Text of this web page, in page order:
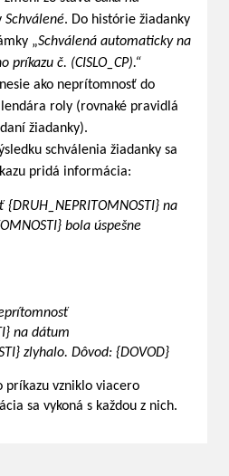
Schválené. Do histórie žiadanky
„Schválená automaticky na
príkazu č. (CISLO_CP).“
ako neprítomnosť do
roly (rovnaké pravidlá
žiadanky).
schválenia žiadanky sa
pridá informácia:
na
bola úspešne
na dátum
zlyhalo. Dôvod: {DOVOD}
príkazu vzniklo viacero
sa vykoná s každou z nich.